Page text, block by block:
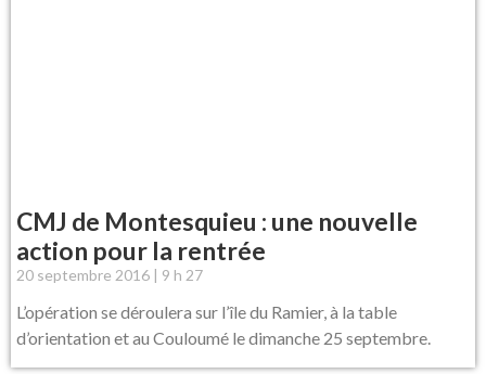
CMJ de Montesquieu : une nouvelle
action pour la rentrée
20 septembre 2016 9 h 27
L’opération se déroulera sur l’île du Ramier, à la table
d’orientation et au Couloumé le dimanche 25 septembre.